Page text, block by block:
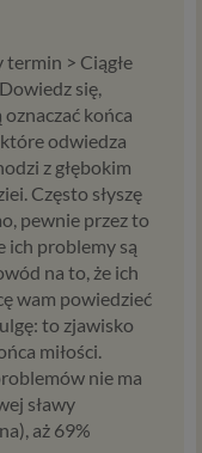
termin > Ciągłe
się,
końca
odwiedza
z głębokim
Często słyszę
pewnie przez to
ich problemy są
na to, że ich
wam powiedzieć
to zjawisko
miłości.
nie ma
sławy
aż 69%
i reklam oraz
W ten sposób
Zaufani
zapisywane w
itp.),
przy
urządzenia,
w Internecie. W
swojej
funkcjonowanie
z Twojego
technologicznym